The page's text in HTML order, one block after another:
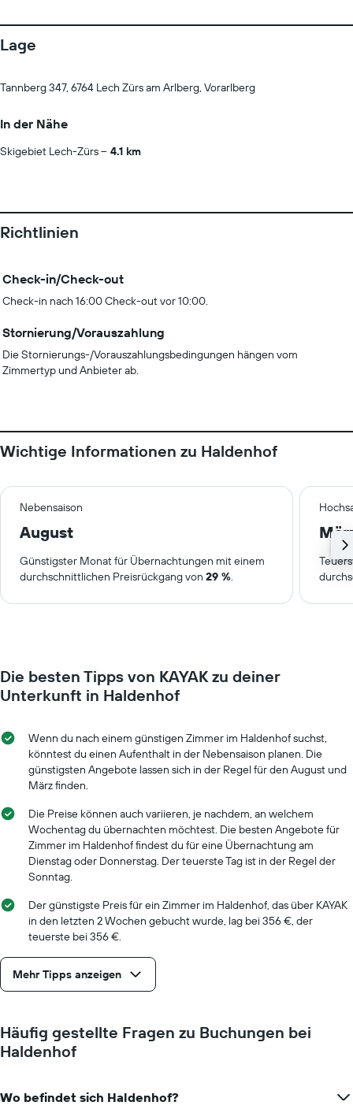
Lage
Tannberg 347, 6764 Lech Zürs am Arlberg, Vorarlberg
In der Nähe
Skigebiet Lech-Zürs 4.1 km
Richtlinien
Check-in/Check-out
Check-in nach 16:00 Check-out vor 10:00.
Stornierung/Vorauszahlung
Die Stornierungs-/Vorauszahlungsbedingungen hängen vom
Zimmertyp und Anbieter ab.
Wichtige Informationen zu Haldenhof
Nebensaison
August
Günstigster Monat für Übernachtungen mit einem
durchschnittlichen Preisrückgang von 29 %.
Die besten Tipps von KAYAK zu deiner
Unterkunft in Haldenhof
Wenn du nach einem günstigen Zimmer im Haldenhof suchst,
könntest du einen Aufenthalt in der Nebensaison planen. Die
günstigsten Angebote lassen sich in der Regel für den August und
März finden.
Die Preise können auch variieren, je nachdem, an welchem
Wochentag du übernachten möchtest. Die besten Angebote für
Zimmer im Haldenhof findest du für eine Übernachtung am
Dienstag oder Donnerstag. Der teuerste Tag ist in der Regel der
Sonntag.
Der günstigste Preis für ein Zimmer im Haldenhof, das über KAYAK
in den letzten 2 Wochen gebucht wurde, lag bei 356 €, der
teuerste bei 356 €.
Mehr Tipps anzeigen
Häufig gestellte Fragen zu Buchungen bei
Haldenhof
Wo befindet sich Haldenhof?